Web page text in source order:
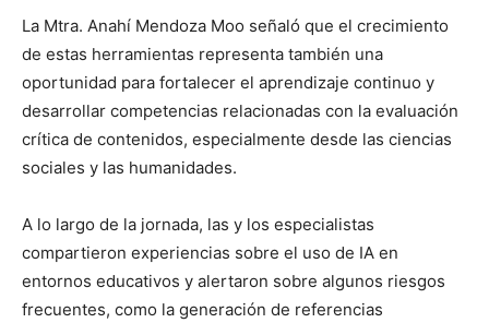
La Mtra. Anahí Mendoza Moo señaló que el crecimiento
de estas herramientas representa también una
oportunidad para fortalecer el aprendizaje continuo y
desarrollar competencias relacionadas con la evaluación
crítica de contenidos, especialmente desde las ciencias
sociales y las humanidades.
A lo largo de la jornada, las y los especialistas
compartieron experiencias sobre el uso de IA en
entornos educativos y alertaron sobre algunos riesgos
frecuentes, como la generación de referencias